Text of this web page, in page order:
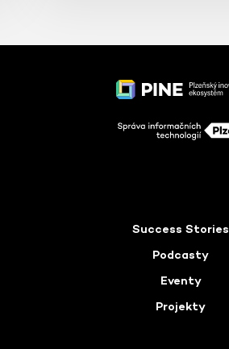
Success Stories
Podcasty
Eventy
Projekty